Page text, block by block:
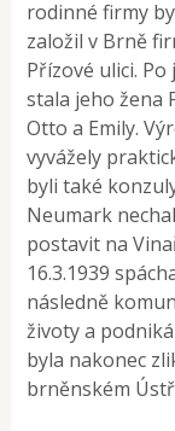
rodinné firmy
založil v Brně
Přízové ulici.
stala jeho žena
Otto a Emily.
vyvážely
byli také
Neumark
postavit na
16.3.1939
následně
životy a
byla nakonec
brněnském